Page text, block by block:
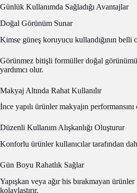
Günlük Kullanımda Sağladığı Avantajlar
Doğal Görünüm Sunar
Kimse güneş koruyucu kullandığının belli
Görünmez bitişli formüller doğal
yardımcı olur.
Makyaj Altında Rahat Kullanılır
İnce yapılı ürünler makyajın
Düzenli Kullanım Alışkanlığı Oluşturur
Konforlu ürünler kullanıcılar tarafından
Gün Boyu Rahatlık Sağlar
Yapışkan veya ağır his bırakmayan ürünler
kolaylaştırır.